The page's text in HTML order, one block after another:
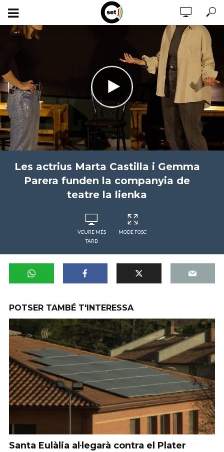
Les actrius Marta Castilla i Gemma
Parera funden la companyia de
teatre la lienka
VEURE MÉS
TARD
MODE FOSC
POTSER TAMBÉ T'INTERESSA
Santa Eulàlia al·legarà contra el Plater